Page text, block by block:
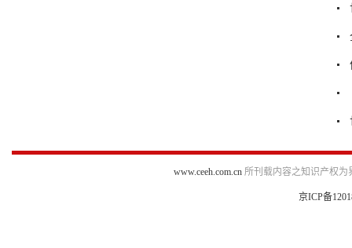
www.ceeh.com.cn所刊载内容之知识产权为
京ICP备